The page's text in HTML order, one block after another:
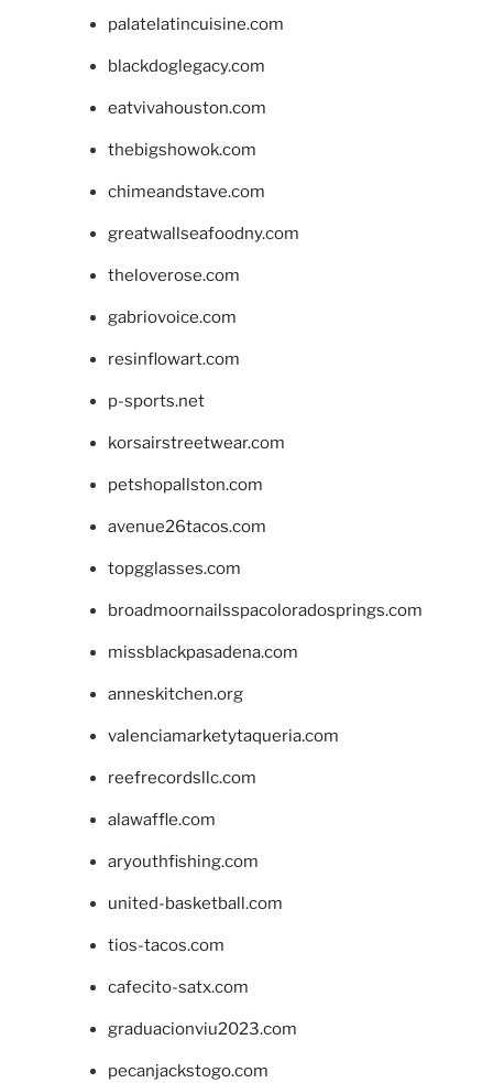
palatelatincuisine.com
blackdoglegacy.com
eatvivahouston.com
thebigshowok.com
chimeandstave.com
greatwallseafoodny.com
theloverose.com
gabriovoice.com
resinflowart.com
p-sports.net
korsairstreetwear.com
petshopallston.com
avenue26tacos.com
topgglasses.com
broadmoornailsspacoloradosprings.com
missblackpasadena.com
anneskitchen.org
valenciamarketytaqueria.com
reefrecordsllc.com
alawaffle.com
aryouthfishing.com
united-basketball.com
tios-tacos.com
cafecito-satx.com
graduacionviu2023.com
pecanjackstogo.com